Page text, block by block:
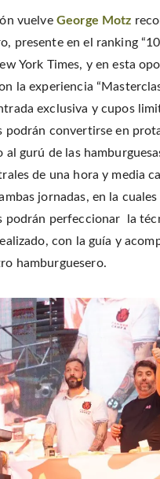
vuelve George Motz
presente en el ranking
York Times, y en esta
la experiencia
exclusiva y cupos
podrán convertirse en
al gurú de las
de una hora y media
jornadas, en la cuales
podrán perfeccionar la
con la guía y
hamburguesero.